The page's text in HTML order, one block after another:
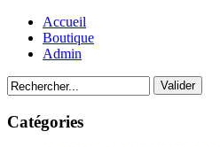
Accueil
Boutique
Admin
Catégories